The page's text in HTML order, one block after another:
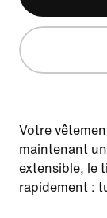
Votre
maintenant
extensible, le
rapidement :